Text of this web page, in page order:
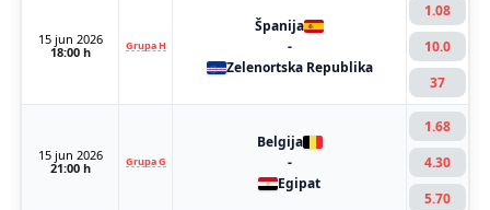
15 jun 2026
18:00 h
Grupa H
Španija
-
Zelenortska Republika
1.08
10.0
37
15 jun 2026
21:00 h
Grupa G
Belgija
-
Egipat
1.68
4.30
5.70